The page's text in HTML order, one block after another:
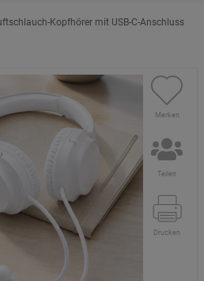
Shop Kopfhörer mit USB-C-Anschluss
Merken
Teilen
Drucken